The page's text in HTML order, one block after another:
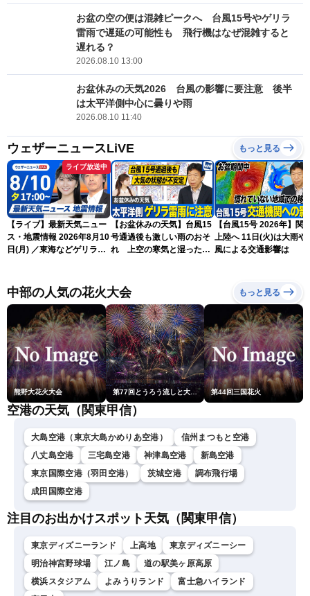
お盆の空の便は混雑ピークへ 台風15号やゲリラ
雷雨で遅延の可能性も 飛行機はなぜ混雑すると
遅れる？
2026.08.10 13:00
お盆休みの天気2026 台風の影響に要注意 後半
は太平洋側中心に曇りや雨
2026.08.10 11:40
ウェザーニュースLiVE もっと見る
ライブ放送中
【ライブ】最新天気ニュー
ス・地震情報 2026年8月10
日(月) ／東海などゲリラ雷
ュースLiVEイブニング・駒
木結衣／宇野沢達也〉
【お盆休みの天気】台風15
号通過後も激しい雨のおそ
れ 上空の寒気と湿った空
【台風15号 2026年】関
上陸へ 11日(火)は大雨や
風による交通影響は
中部の人気の花火大会 もっと見る
熊野大花火大会 第77回とうろう流しと大花火大会 第44回三国花火
空港の天気（関東甲信）
大島空港（東京大島かめりあ空港）
信州まつもと空港
八丈島空港
三宅島空港 神津島空港
新島空港
東京国際空港（羽田空港）
茨城空港
調布飛行場
成田国際空港
注目のお出かけスポット天気（関東甲信）
東京ディズニーランド 上高地
東京ディズニーシー
明治神宮野球場
江ノ島
道の駅美ヶ原高原
横浜スタジアム
よみうりランド
富士急ハイランド